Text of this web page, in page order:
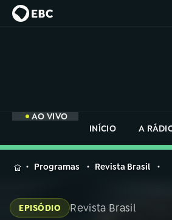
AO VIVO
INÍCIO
A
MENU
na
Rádio
Programas Revista Brasil
EPISÓDIO Revista Brasil